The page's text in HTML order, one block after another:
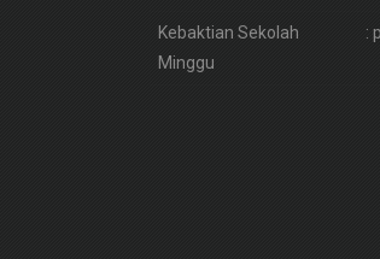
Kebaktian Sekolah
Minggu
: